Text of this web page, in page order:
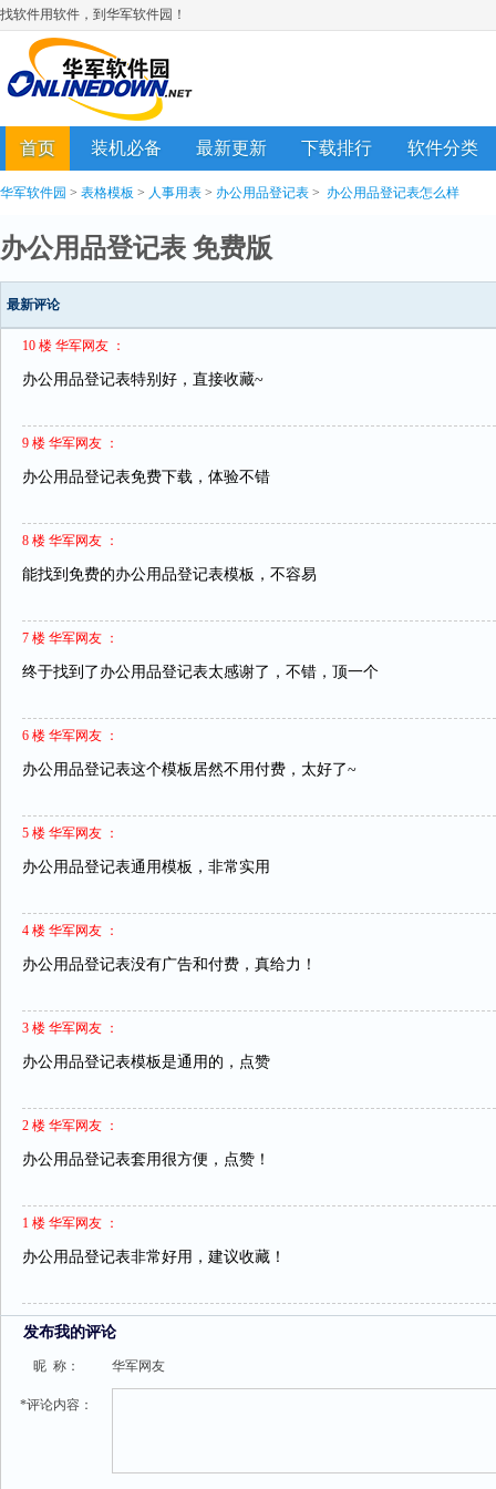
找软件用软件，到华军软件园！
首页 装机必备 最新更新 下载排行 软件分类
华军软件园 > 表格模板 > 人事用表 > 办公用品登记表 > 办公用品登记表怎么样
办公用品登记表 免费版
最新评论
10 楼 华军网友 ：
办公用品登记表特别好，直接收藏~
9 楼 华军网友 ：
办公用品登记表免费下载，体验不错
8 楼 华军网友 ：
能找到免费的办公用品登记表模板，不容易
7 楼 华军网友 ：
终于找到了办公用品登记表太感谢了，不错，顶一个
6 楼 华军网友 ：
办公用品登记表这个模板居然不用付费，太好了~
5 楼 华军网友 ：
办公用品登记表通用模板，非常实用
4 楼 华军网友 ：
办公用品登记表没有广告和付费，真给力！
3 楼 华军网友 ：
办公用品登记表模板是通用的，点赞
2 楼 华军网友 ：
办公用品登记表套用很方便，点赞！
1 楼 华军网友 ：
办公用品登记表非常好用，建议收藏！
发布我的评论
昵 称： 华军网友
*评论内容：